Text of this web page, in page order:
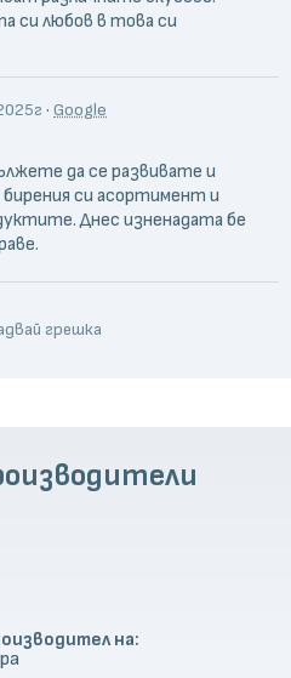
си любов в това си
· Google
да се развивате и
бирения си асортимент и
Днес изненадата бе
грешка
на: